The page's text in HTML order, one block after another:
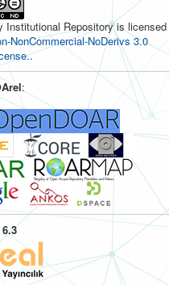
Institutional Repository is licensed
NonCommercial-NoDerivs 3.0
.
: